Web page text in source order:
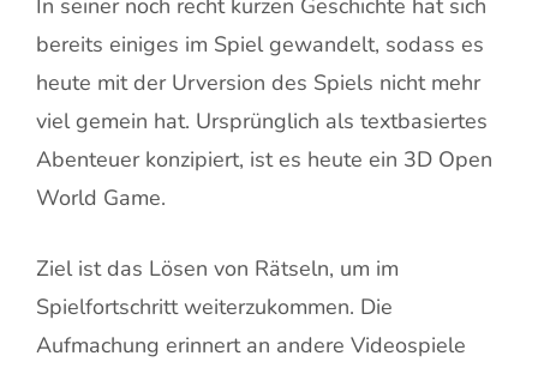
In seiner noch recht kurzen Geschichte hat sich
bereits einiges im Spiel gewandelt, sodass es
heute mit der Urversion des Spiels nicht mehr
viel gemein hat. Ursprünglich als textbasiertes
Abenteuer konzipiert, ist es heute ein 3D Open
World Game.
Ziel ist das Lösen von Rätseln, um im
Spielfortschritt weiterzukommen. Die
Aufmachung erinnert an andere Videospiele